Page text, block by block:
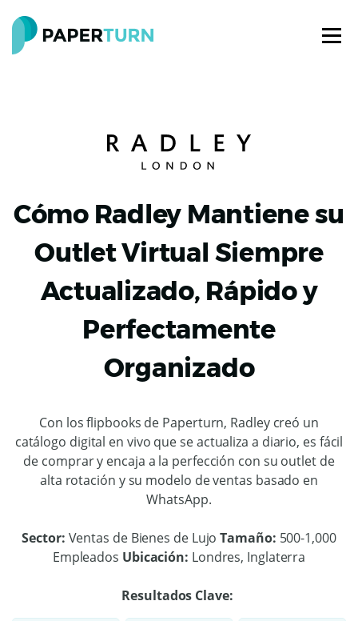
Cómo Radley Mantiene su
Outlet Virtual Siempre
Actualizado, Rápido y
Perfectamente
Organizado
Con los flipbooks de Paperturn, Radley creó un
catálogo digital en vivo que se actualiza a diario, es fácil
de comprar y encaja a la perfección con su outlet de
alta rotación y su modelo de ventas basado en
WhatsApp.
Sector: Ventas de Bienes de Lujo Tamaño: 500-1,000
Empleados Ubicación: Londres, Inglaterra
Resultados Clave: